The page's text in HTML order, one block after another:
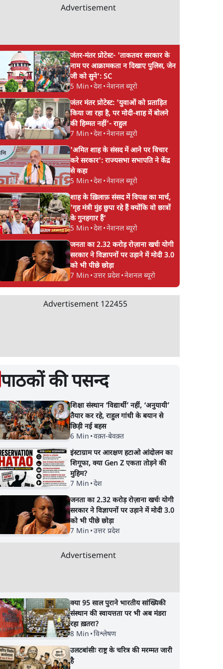
Gandhi से घबराई UP
Advertisement
जंतर-मंतर प्रोटेस्ट- 'ताकतवर सरकार के
नाम पर आक्रामकता न दिखाए पुलिस, जेन
जी को सुने': SC
5 Min •देश•नेशनल ब्यूरो
जंतर मंतर प्रोटेस्ट: 'युवाओं को प्रताड़ित
किया जा रहा है, पर मोदी-शाह में बोलने
की हिम्मत नहीं'- राहुल
7 Min •देश•नेशनल ब्यूरो
'अमित शाह के संसद में आने पर विचार
करे सरकार': राज्यसभा सभापति ने केंद्र
से कहा
5 Min •देश•नेशनल ब्यूरो
शाह के ख़िलाफ़ संसद में विपक्ष का मार्च,
'गृह मंत्री मुंह छुपा रहे हैं क्योंकि वो छात्रों
के गुनहगार हैं'
5 Min •देश•नेशनल ब्यूरो
जनता का 2.32 करोड़ रोज़ाना खर्चः योगी
सरकार ने विज्ञापनों पर उड़ाने में मोदी 3.0
को भी पीछे छोड़ा
7 Min •उत्तर प्रदेश•नेशनल ब्यूरो
Advertisement 122455
पाठकों की पसन्द
शिक्षा संस्थान ‘विद्यार्थी’ नहीं, ‘अनुयायी’
तैयार कर रहे, राहुल गांधी के बयान से
छिड़ी नई बहस
6 Min •वक़्त-बेवक़्त
इंस्टाग्राम पर आरक्षण हटाओ आंदोलन का
शिगूफा, क्या Gen Z एकता तोड़ने की
मुहिम?
7 Min •देश
जनता का 2.32 करोड़ रोज़ाना खर्चः योगी
सरकार ने विज्ञापनों पर उड़ाने में मोदी 3.0
को भी पीछे छोड़ा
7 Min •उत्तर प्रदेश
Advertisement
क्या 95 साल पुराने भारतीय सांख्यिकी
संस्थान की स्वायत्तता पर भी अब मंडरा
रहा ख़तरा?
8 Min •विश्लेषण
उलटबांसीः राष्ट्र के चरित्र की मरम्मत जारी
है